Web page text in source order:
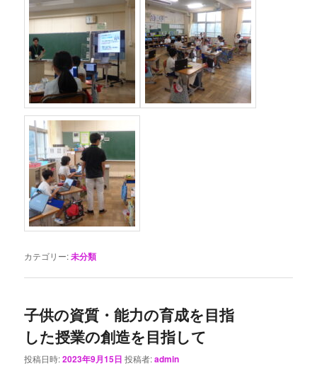
カテゴリー:未分類
子供の資質・能力の育成を目指
した授業の創造を目指して
投稿日時:2023年9月15日 投稿者:admin